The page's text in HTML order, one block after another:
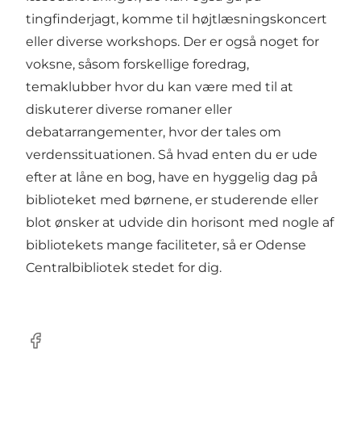
tingfinderjagt, komme til højtlæsningskoncert
eller diverse workshops. Der er også noget for
voksne, såsom forskellige foredrag,
temaklubber hvor du kan være med til at
diskuterer diverse romaner eller
debatarrangementer, hvor der tales om
verdenssituationen. Så hvad enten du er ude
efter at låne en bog, have en hyggelig dag på
biblioteket med børnene, er studerende eller
blot ønsker at udvide din horisont med nogle af
bibliotekets mange faciliteter, så er Odense
Centralbibliotek stedet for dig.
Facebook